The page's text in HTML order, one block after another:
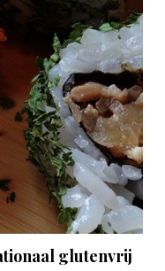
glutenvrij